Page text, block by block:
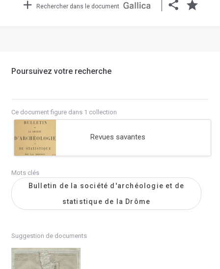
Rechercher dans le document
Poursuivez votre recherche
Ce document figure dans 1 collection
Revues savantes
Mots clés
Bulletin de la société d'archéologie et de
statistique de la Drôme
Suggestion de documents